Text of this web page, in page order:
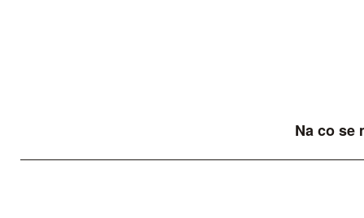
Na co se